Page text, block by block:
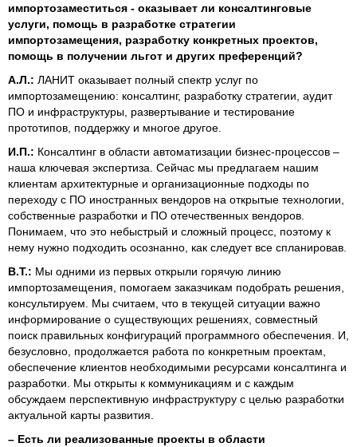
импортозаместиться - оказывает ли консалтинговые
услуги, помощь в разработке стратегии
импортозамещения, разработку конкретных проектов,
помощь в получении льгот и других преференций?
А.Л.: ЛАНИТ оказывает полный спектр услуг по
импортозамещению: консалтинг, разработку стратегии, аудит
ПО и инфраструктуры, развертывание и тестирование
прототипов, поддержку и многое другое.
И.П.: Консалтинг в области автоматизации бизнес-процессов –
наша ключевая экспертиза. Сейчас мы предлагаем нашим
клиентам архитектурные и организационные подходы по
переходу с ПО иностранных вендоров на открытые технологии,
собственные разработки и ПО отечественных вендоров.
Понимаем, что это небыстрый и сложный процесс, поэтому к
нему нужно подходить осознанно, как следует все спланировав.
В.Т.: Мы одними из первых открыли горячую линию
импортозамещения, помогаем заказчикам подобрать решения,
консультируем. Мы считаем, что в текущей ситуации важно
информирование о существующих решениях, совместный
поиск правильных конфигураций программного обеспечения. И,
безусловно, продолжается работа по конкретным проектам,
обеспечение клиентов необходимыми ресурсами консалтинга и
разработки. Мы открыты к коммуникациям и с каждым
обсуждаем перспективную инфраструктуру с целью разработки
актуальной карты развития.
– Есть ли реализованные проекты в области